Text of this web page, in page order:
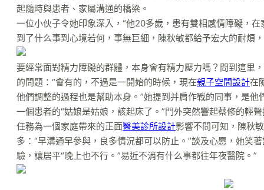
起隨時與患者、家屬溝通的橋梁。
一位小伙子令她印象深入，“他20多歲，患有雙相感情障礙，
到了什么事到心境若何，事無巨細，陳秋敏都給予宏大的耐煩
要經常面對精力障礙的群體，本身會有精力壓力嗎？問到這里
的問題：“會有的，不過是一開始的時候，現在親子空間設計在
他們調整的過程也是幫助本身。”她提到并肩作戰的同事，是他
一個患者的“姑娘是姑娘，該起床了。”門外突然響起蔡修的輕
任務為一個家庭帶來的正面醫美診所設計影響不問可知，陳秋
多：“早溝通早參與，良多情況都可以防止。”談及心愿，她笑
驗，讓居平“晚上也不行。”易近不消有什么事都往年夜醫院。”